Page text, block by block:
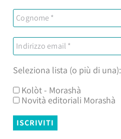
Seleziona lista (o più di una):
Kolòt - Morashà
Novità editoriali Morashà